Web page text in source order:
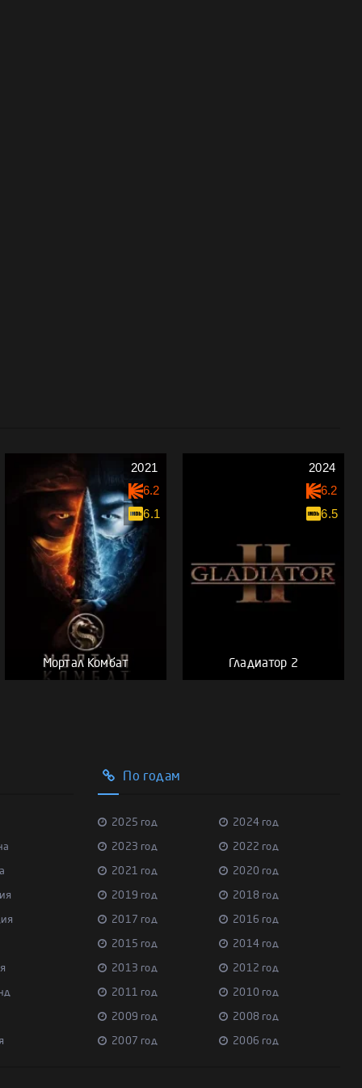
Мортал Комбат
2021
6.2
6.1
Гладиатор 2
2024
6.2
6.5
По годам
2025 год 2024 год
2023 год 2022 год
2021 год 2020 год
2019 год 2018 год
2017 год 2016 год
2015 год 2014 год
2013 год 2012 год
2011 год 2010 год
2009 год 2008 год
2007 год 2006 год